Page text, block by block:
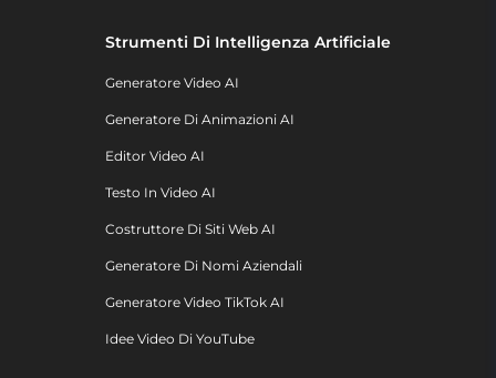
Strumenti Di Intelligenza Artificiale
Generatore Video AI
Generatore Di Animazioni AI
Editor Video AI
Testo In Video AI
Costruttore Di Siti Web AI
Generatore Di Nomi Aziendali
Generatore Video TikTok AI
Idee Video Di YouTube